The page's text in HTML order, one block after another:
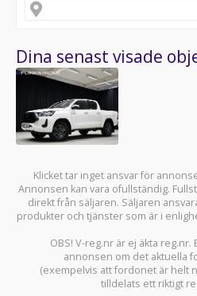
Dina senast visade
Klicket tar inget ansvar för
Annonsen kan vara ofullständig.
direkt från säljaren. Säljaren
produkter och tjänster som är i
OBS! V-reg.nr är ej äkta
annonsen om det aktuella
(exempelvis att fordonet är helt
tilldelats ett riktigt